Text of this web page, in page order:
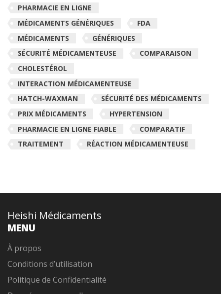
PHARMACIE EN LIGNE
MÉDICAMENTS GÉNÉRIQUES
FDA
MÉDICAMENTS
GÉNÉRIQUES
SÉCURITÉ MÉDICAMENTEUSE
COMPARAISON
CHOLESTÉROL
INTERACTION MÉDICAMENTEUSE
HATCH-WAXMAN
SÉCURITÉ DES MÉDICAMENTS
PRIX MÉDICAMENTS
HYPERTENSION
PHARMACIE EN LIGNE FIABLE
COMPARATIF
TRAITEMENT
RÉACTION MÉDICAMENTEUSE
Heishi Médicaments
MENU
À propos
Conditions d’utilisation
Politique de Confidentialité